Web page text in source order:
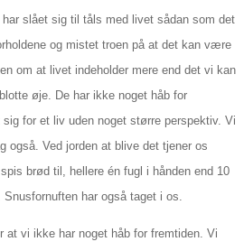
slået sig til tåls med livet sådan som det
og mistet troen på at det kan være
om at livet indeholder mere end det vi kan
øje. De har ikke noget håb for
for et liv uden noget større perspektiv. Vi
også. Ved jorden at blive det tjener os
brød til, hellere én fugl i hånden end 10
har også taget i os.
at vi ikke har noget håb for fremtiden. Vi